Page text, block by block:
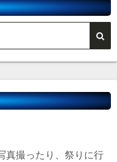
真撮ったり、祭りに行